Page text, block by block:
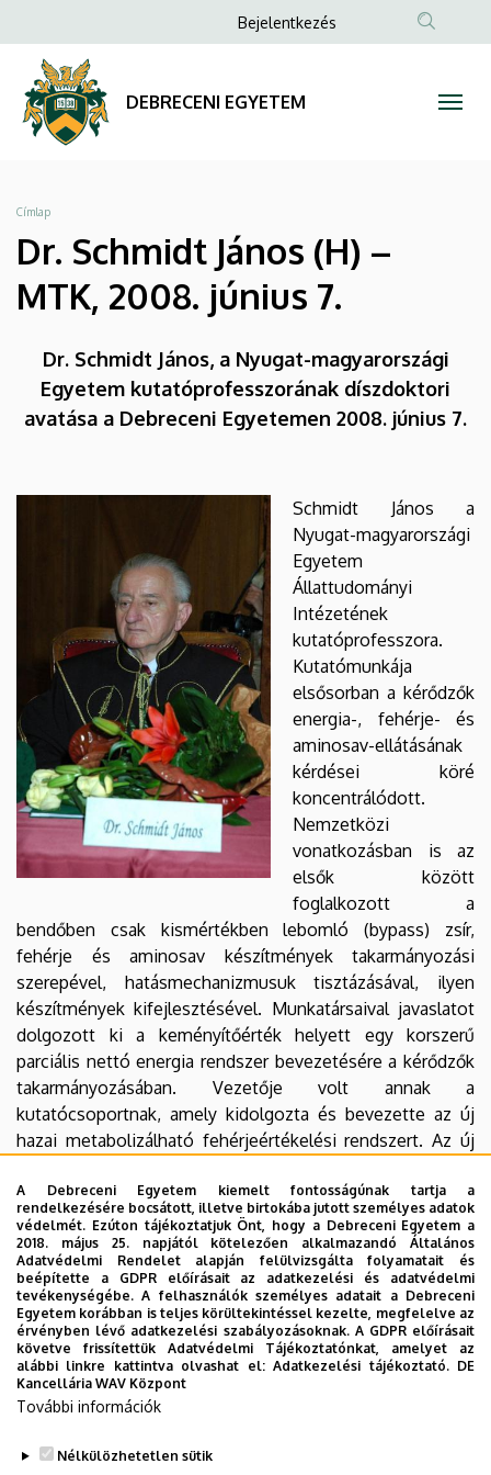
Schmidt
János
–
MTK,
2008.
a
tartalomra
Anonim
menüje
Bejelentkezés
DEBRECENI EGYETEM
Morzsa
Címlap
Dr. Schmidt János (H) –
MTK, 2008. június 7.
Dr. Schmidt János, a Nyugat-magyarországi
Egyetem kutatóprofesszorának díszdoktori
avatása a Debreceni Egyetemen 2008. június 7.
Schmidt János a
Nyugat-magyarországi
Egyetem
Állattudományi
Intézetének
kutatóprofesszora.
Kutatómunkája
elsősorban a kérődzők
energia-, fehérje- és
aminosav-ellátásának
kérdései köré
koncentrálódott.
Nemzetközi
vonatkozásban is az
elsők között
foglalkozott a
bendőben csak kismértékben lebomló (bypass) zsír,
fehérje és aminosav készítmények takarmányozási
szerepével, hatásmechanizmusuk tisztázásával, ilyen
készítmények kifejlesztésével. Munkatársaival javaslatot
dolgozott ki a keményítőérték helyett egy korszerű
parciális nettó energia rendszer bevezetésére a kérődzők
takarmányozásában. Vezetője volt annak a
kutatócsoportnak, amely kidolgozta és bevezette az új
hazai metabolizálható fehérjeértékelési rendszert. Az új
és aminosav ellátását. Tudományos munkáját több díjjal
ismerték el, így Újhelyi Emlékérem (1982), Wilhelm
Kirchner díj (1983, Németország), Darányi Ignác díj (1998),
Gábor Dénes díj (1998) kitüntetésekben részesült. Oktató
és tudományos munkássága elismeréseként a Magyar
Köztársasági Érdemrend Tisztikeresztjével tüntették ki. A
Magyar Tudományos Akadémia 2007-ben rendes tagjává
választotta. Schmidt János professzor a Debreceni
Egyetem Mezőgazdaságtudományi Karával közel 40 éve
A Debreceni Egyetem kiemelt fontosságúnak tartja a
rendelkezésére bocsátott, illetve birtokába jutott személyes adatok
védelmét. Ezúton tájékoztatjuk Önt, hogy a Debreceni Egyetem a
2018. május 25. napjától kötelezően alkalmazandó Általános
Adatvédelmi Rendelet alapján felülvizsgálta folyamatait és
beépítette a GDPR előírásait az adatkezelési és adatvédelmi
tevékenységébe. A felhasználók személyes adatait a Debreceni
Egyetem korábban is teljes körültekintéssel kezelte, megfelelve az
érvényben lévő adatkezelési szabályozásoknak. A GDPR előírásait
követve frissítettük Adatvédelmi Tájékoztatónkat, amelyet az
alábbi linkre kattintva olvashat el:Adatkezelési tájékoztató. DE
Kancellária WAV Központ
További információk
Nélkülözhetetlen sütik